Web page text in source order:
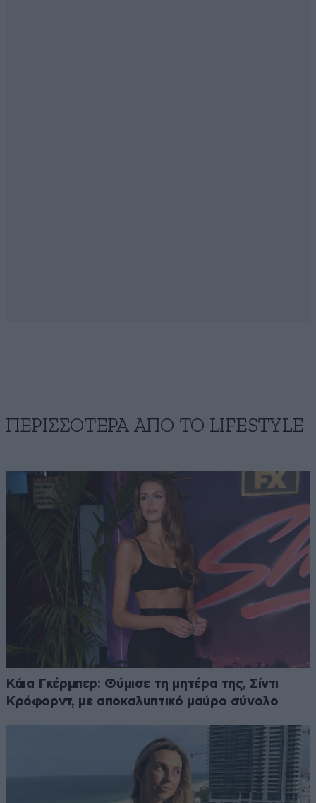
ΠΕΡΙΣΣΟΤΕΡΑ ΑΠΟ ΤΟ LIFESTYLE
Κάια Γκέρμπερ: Θύμισε τη μητέρα της, Σίντι
Κρόφορντ, με αποκαλυπτικό μαύρο σύνολο